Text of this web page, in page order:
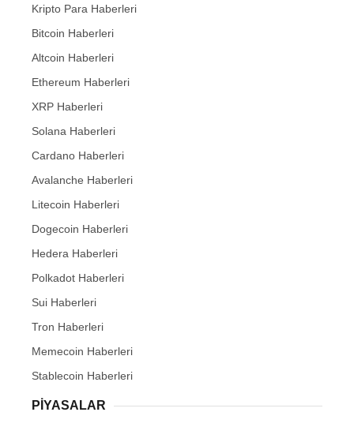
Kripto Para Haberleri
Bitcoin Haberleri
Altcoin Haberleri
Ethereum Haberleri
XRP Haberleri
Solana Haberleri
Cardano Haberleri
Avalanche Haberleri
Litecoin Haberleri
Dogecoin Haberleri
Hedera Haberleri
Polkadot Haberleri
Sui Haberleri
Tron Haberleri
Memecoin Haberleri
Stablecoin Haberleri
PIYASALAR